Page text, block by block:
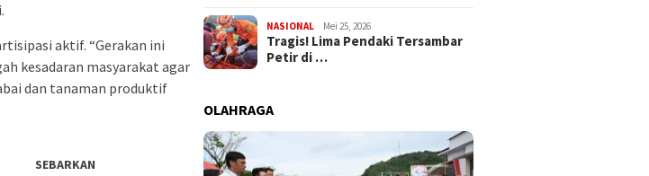
aktif. “Gerakan ini
kesadaran masyarakat agar
dan tanaman produktif
SEBARKAN
NASIONAL Mei 25, 2026
Tragis! Lima Pendaki Tersambar
Petir di …
OLAHRAGA